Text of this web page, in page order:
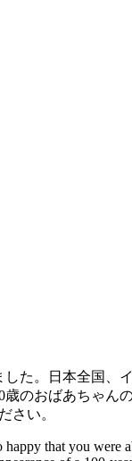
た。‍‍‍日本全国、
のおばあちゃん
さい。
that you were